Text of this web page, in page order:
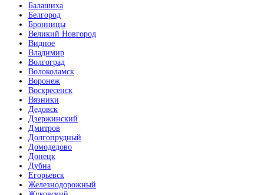
Балашиха
Белгород
Бронницы
Великий Новгород
Видное
Владимир
Волгоград
Волоколамск
Воронеж
Воскресенск
Вязники
Дедовск
Дзержинский
Дмитров
Долгопрудный
Домодедово
Донецк
Дубна
Егорьевск
Железнодорожный